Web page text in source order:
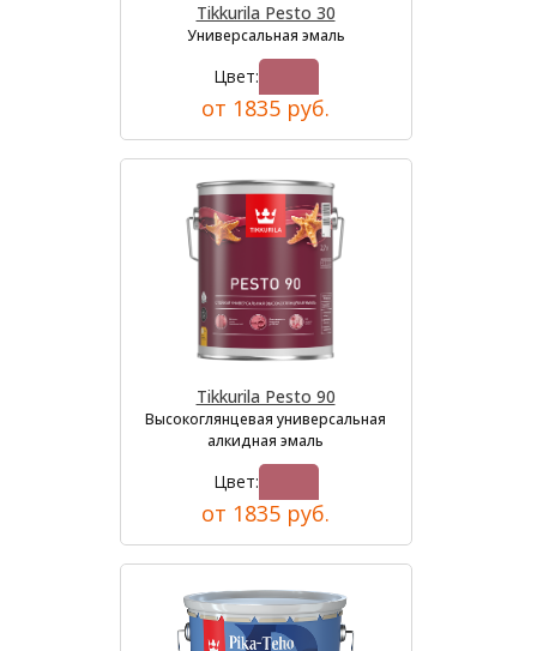
Tikkurila Pesto 30
Универсальная эмаль
Цвет:
от 1835 руб.
Tikkurila Pesto 90
Высокоглянцевая универсальная
алкидная эмаль
Цвет:
от 1835 руб.